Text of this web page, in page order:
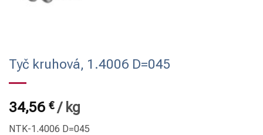
Tyč kruhová, 1.4006 D=045
34,56 €/ kg
NTK-1.4006 D=045